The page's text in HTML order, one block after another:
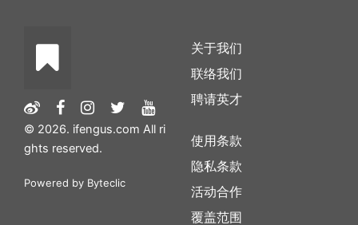
© 2026. ifengus.com All ri
ghts reserved.
Powered by Byteclic
关于我们
联络我们
聘请英才
使用条款
隐私条款
活动合作
覆盖范围